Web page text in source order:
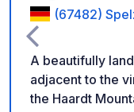
(67482)
A beautifully
adjacent to the
the Haardt